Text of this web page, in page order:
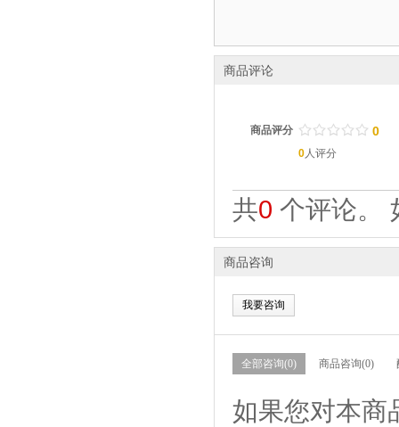
商品评论
商品评分 / / / / /
. . . . . 0
0人评分
共0 个评论。
商品咨询
我要咨询
全部咨询(0) 商品咨询(0)
如果您对本商